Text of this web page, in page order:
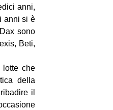
anni,
anni si è
sono
Beti,
lotte che
della
il